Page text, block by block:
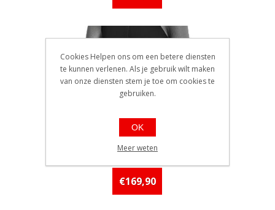
Dotout trui k.m Backbone
900 Black / S°
EAN: 8051571123478
Beschikbaarheid:: Minder dan 5
stuks op voorraad
€169,90
Cookies Helpen ons om een betere diensten
te kunnen verlenen. Als je gebruik wilt maken
van onze diensten stem je toe om cookies te
gebruiken.
OK
Meer weten